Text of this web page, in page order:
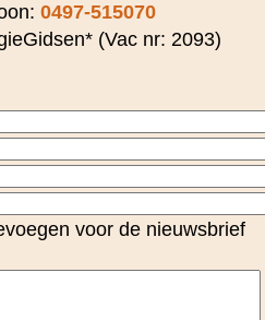
0497-515070
(Vac nr: 2093)
voor de nieuwsbrief